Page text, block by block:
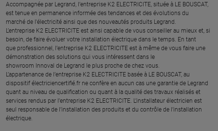
​Accompagnée par Legrand, l’entreprise K2 ELECTRICITE, située à LE BOUSCAT,
est tenue en permanence informée des tendances et des évolutions du
marché de l'électricité ainsi que des nouveautés produits Legrand.
L’entreprise K2 ELECTRICITE est ainsi capable de vous conseiller au mieux et, si
besoin, de faire évoluer votre installation électrique dans le temps. En tant
que professionnel, l’entreprise K2 ELECTRICITE est à même de vous faire une
démonstration des solutions qui vous intéressent dans le
showroom Innoval de Legrand le plus proche de chez vous.​
L’appartenance de l’entreprise K2 ELECTRICITE basée à LE BOUSCAT, au
dispositif électriciencertifié.fr ne confère en aucun cas une garantie de Legrand
quant au niveau de qualification ou quant à la qualité des travaux réalisés et
services rendus par l’entreprise K2 ELECTRICITE. L’installateur électricien est
seul responsable de l’installation des produits et du contrôle de l’installation
électrique.